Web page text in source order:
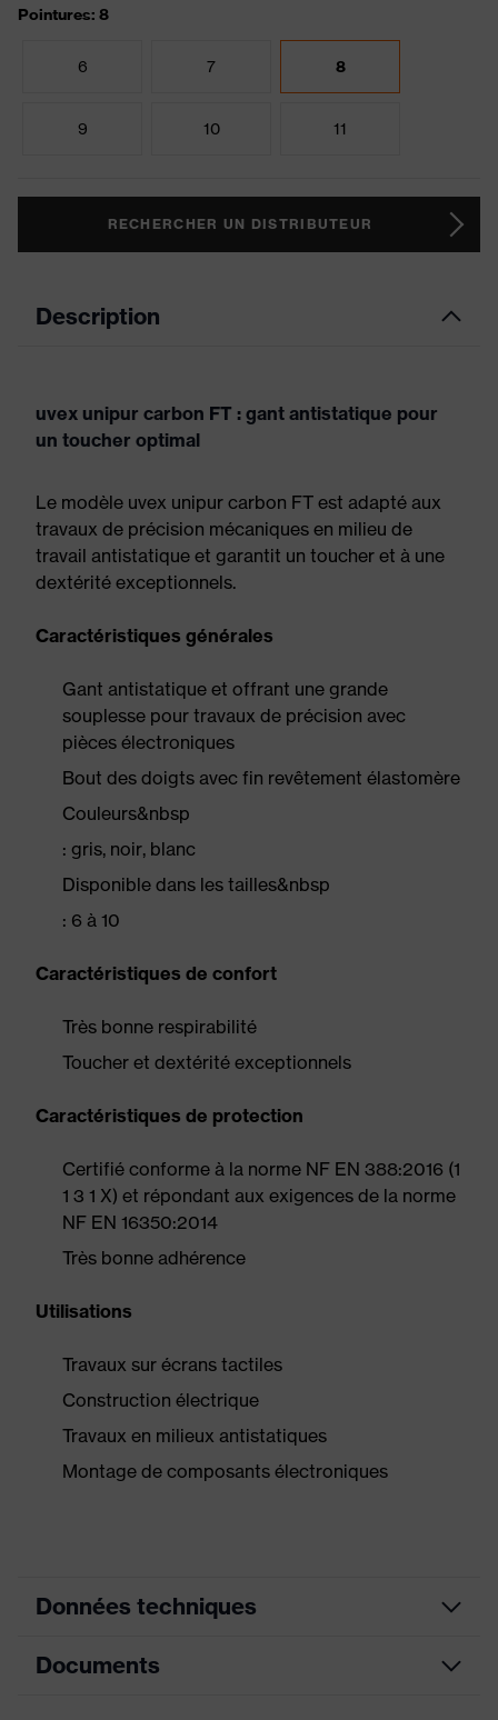
Pointures: 8
6 7 8
9 10 11
RECHERCHER UN DISTRIBUTEUR
Description
uvex unipur carbon FT : gant antistatique pour
un toucher optimal
Le modèle uvex unipur carbon FT est adapté aux
travaux de précision mécaniques en milieu de
travail antistatique et garantit un toucher et à une
dextérité exceptionnels.
Caractéristiques générales
Gant antistatique et offrant une grande
souplesse pour travaux de précision avec
pièces électroniques
Bout des doigts avec fin revêtement élastomère
Couleurs&nbsp
: gris, noir, blanc
Disponible dans les tailles&nbsp
: 6 à 10
Caractéristiques de confort
Très bonne respirabilité
Toucher et dextérité exceptionnels
Caractéristiques de protection
Certifié conforme à la norme NF EN 388:2016 (1
1 3 1 X) et répondant aux exigences de la norme
NF EN 16350:2014
Très bonne adhérence
Utilisations
Travaux sur écrans tactiles
Construction électrique
Travaux en milieux antistatiques
Montage de composants électroniques
Données techniques
couleur de
Documents